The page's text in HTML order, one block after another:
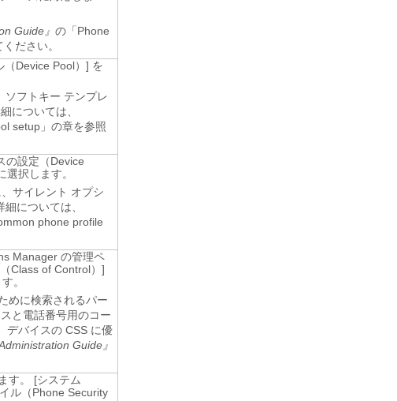
Guide』 の「Phone
ださい。
（Device Pool）] を
ソフトキー テンプレ
については、
setup」の章を参照
の設定（Device
選択します。
サイレント オプシ
については、
phone profile
Manager の管理ペ
Class of Control）]
。
めに検索されるパー
と電話番号用のコー
デバイスの CSS に優
Guide』
す。 [システム
ル（Phone Security